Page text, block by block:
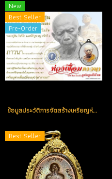
New
Best Seller
Pre-Order
ข้อมูลประวัติการจัดสร้างเหรียญห่วงเชื่อม รุ่น ภาวนา ปี 2558 หลวงปู่ทิม อิสริโก วัดละหารไร่ จ.ระยอง (วัดจัดสร้างเอง)
Best Seller